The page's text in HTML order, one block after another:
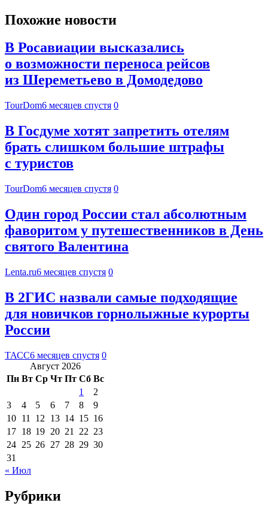
Похожие новости
В Росавиации высказались
о возможности переноса рейсов
из Шереметьево в Домодедово
TourDom6 месяцев спустя 0
В Госдуме хотят запретить отелям
брать слишком большие штрафы
с туристов
TourDom6 месяцев спустя 0
Один город России стал абсолютным
фаворитом у путешественников в День
святого Валентина
Lenta.ru6 месяцев спустя 0
В 2ГИС назвали самые подходящие
для новичков горнолыжные курорты
России
ТАСС6 месяцев спустя 0
Август 2026
Пн Вт Ср Чт Пт Сб Вс
1
2
3
4 5 6 7 8
9
10 11 12 13 14 15 16
17 18 19 20 21 22 23
24 25 26 27 28 29 30
31
« Июл
Рубрики